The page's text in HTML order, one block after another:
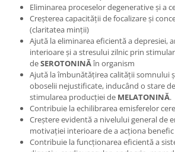
Eliminarea proceselor degenerative și a
Creșterea capacității de focalizare și
(claritatea minții)
Ajută la eliminarea eficientă a depresiei,
interioare și a stresului zilnic prin
deSEROTONINĂîn organism
Ajută la îmbunătățirea calității somnului
oboselii nejustificate, inducând o stare
stimularea producției de MELATONINĂ.
Contribuie la echilibrarea emisferelor
Creștere evidentă a nivelului general de
motivației interioare de a acționa benefic
Contribuie la funcționarea eficientă a